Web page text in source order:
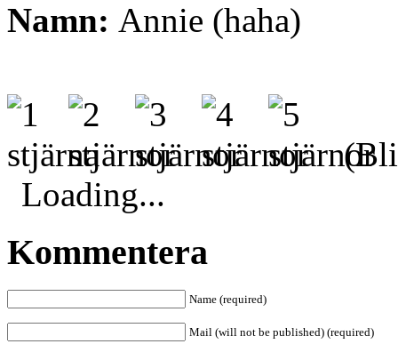
Namn: Annie (haha)
(Bli
Loading...
Kommentera
Name (required)
Mail (will not be published) (required)